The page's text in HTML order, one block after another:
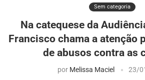
Sem categoria
Na catequese da
Francisco chama a atenção
de abusos contra as
por Melissa Maciel 23/